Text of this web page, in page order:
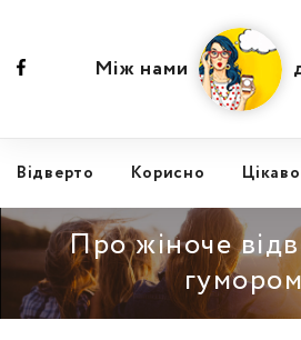
Відвертo Корисно Цікаво
Між нами
Про жіноче